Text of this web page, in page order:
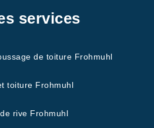
services
de toiture Frohmuhl
toiture Frohmuhl
rive Frohmuhl